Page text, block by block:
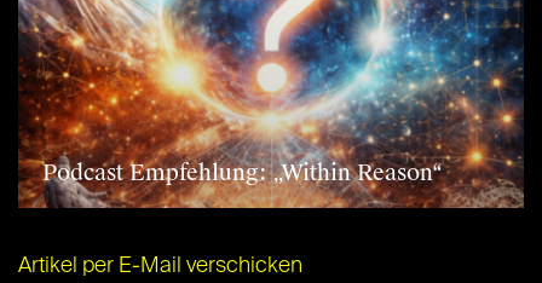
Podcast Empfehlung: „Within Reason“
Artikel per E-Mail verschicken